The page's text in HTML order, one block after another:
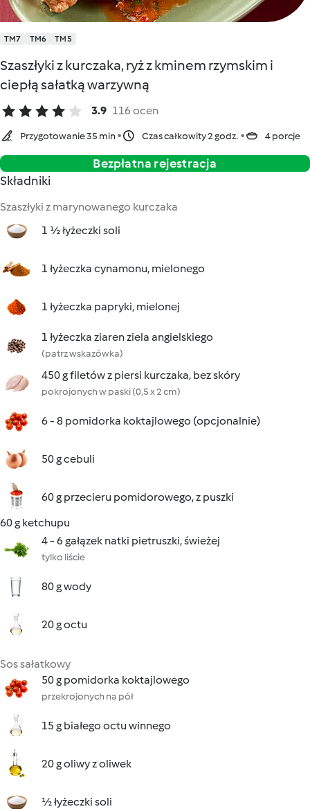
TM7 TM6 TM5
Szaszłyki z kurczaka, ryż z kminem rzymskim i
ciepłą sałatką warzywną
3.9 116 ocen
Przygotowanie 35 min Czas całkowity 2 godz. 4 porcje
Bezpłatna rejestracja
Składniki
Szaszłyki z marynowanego kurczaka
1 ½ łyżeczki soli
1 łyżeczka cynamonu, mielonego
1 łyżeczka papryki, mielonej
1 łyżeczka ziaren ziela angielskiego
(patrz wskazówka)
450 g filetów z piersi kurczaka, bez skóry
pokrojonych w paski (0,5 x 2 cm)
6 - 8 pomidorka koktajlowego (opcjonalnie)
50 g cebuli
60 g przecieru pomidorowego, z puszki
60 g ketchupu
4 - 6 gałązek natki pietruszki, świeżej
tylko liście
80 g wody
20 g octu
Sos sałatkowy
50 g pomidorka koktajlowego
przekrojonych na pół
15 g białego octu winnego
20 g oliwy z oliwek
½ łyżeczki soli